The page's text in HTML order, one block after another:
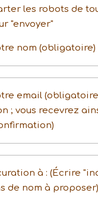
les robots de
"envoyer"
nom (obligatoire)
email
; vous recevrez
à : (Écrire
de nom à proposer)